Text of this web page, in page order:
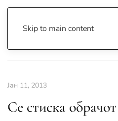
Skip to main content
Јан 11, 2013
Се стиска